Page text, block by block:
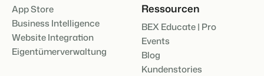
App Store
Business Intelligence
Website Integration
Eigentümerverwaltung
Ressourcen
BEX Educate | Pro
Events
Blog
Kundenstories